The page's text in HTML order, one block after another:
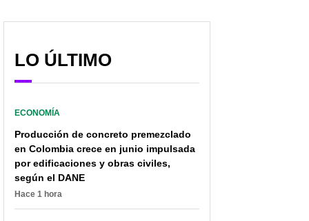
LO ÚLTIMO
ECONOMÍA
Producción de concreto premezclado
en Colombia crece en junio impulsada
por edificaciones y obras civiles,
según el DANE
Hace 1 hora